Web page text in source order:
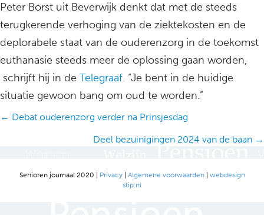
Peter Borst uit Beverwijk denkt dat met de steeds
terugkerende verhoging van de ziektekosten en de
deplorabele staat van de ouderenzorg in de toekomst
euthanasie steeds meer de oplossing gaan worden,
schrijft hij in de Telegraaf. “Je bent in de huidige
situatie gewoon bang om oud te worden.”
Posts
← Debat ouderenzorg verder na Prinsjesdag
Deel bezuinigingen 2024 van de baan →
Senioren journaal 2020 | Privacy| Algemene voorwaarden| webdesign
stip.nl